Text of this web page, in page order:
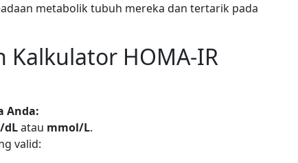
metabolik tubuh mereka dan tertarik pada
Kalkulator HOMA-IR
Anda:
dLatau mmol/L.
valid: